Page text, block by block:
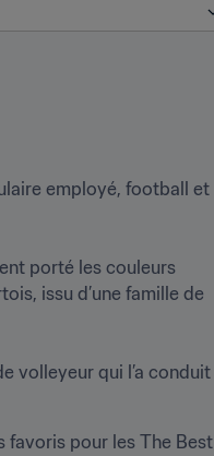
employé, football et
porté les couleurs
issu d’une famille de
volleyeur qui l’a conduit
favoris pour les The Best